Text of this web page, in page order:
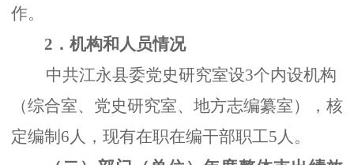
作。
2．机构和人员情况
中共江永县委党史研究室设3个内设机构
（综合室、党史研究室、地方志编纂室），核
定编制6人，现有在职在编干部职工5人。